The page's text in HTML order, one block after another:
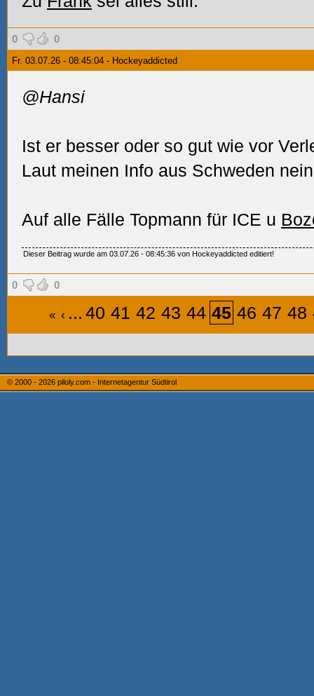
0 0
Fr. 03.07.26 - 08:45:04 - Hockeyaddicted
@Hansi
Ist er besser oder so gut wie vor
Laut meinen Info aus Schweden
Auf alle Fälle Topmann für ICE u
Dieser Beitrag wurde am 03.07.26 - 08:45:36 von Hockeyaddicted editiert!
0 0
« ‹ ... 40 41 42 43 44 45 46 47 48
© 2000 - 2026 piloly.com - Internetagentur Südtirol